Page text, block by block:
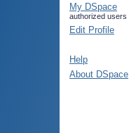
My DSpace
authorized users
Edit Profile
Help
About DSpace